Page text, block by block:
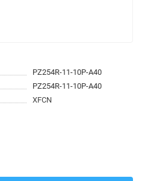
PZ254R-11-10P-A40
PZ254R-11-10P-A40
XFCN